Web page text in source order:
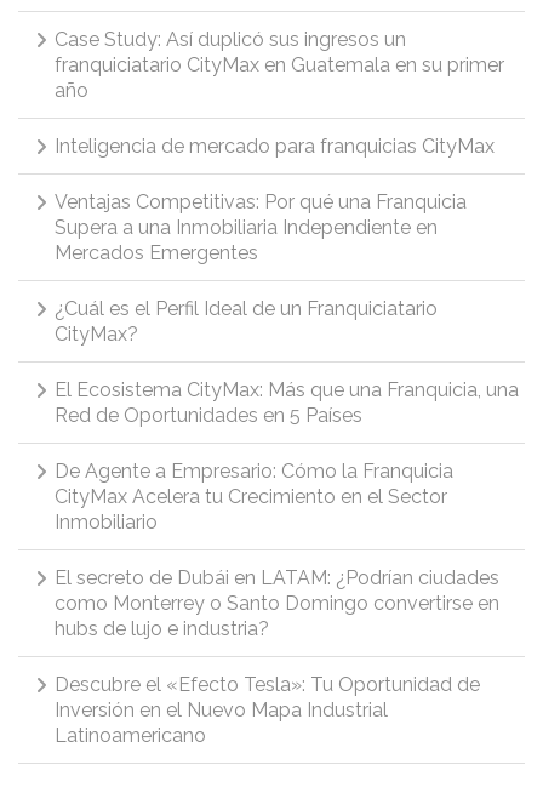
Case Study: Así duplicó sus ingresos un
franquiciatario CityMax en Guatemala en su primer
año
Inteligencia de mercado para franquicias CityMax
Ventajas Competitivas: Por qué una Franquicia
Supera a una Inmobiliaria Independiente en
Mercados Emergentes
¿Cuál es el Perfil Ideal de un Franquiciatario
CityMax?
El Ecosistema CityMax: Más que una Franquicia, una
Red de Oportunidades en 5 Países
De Agente a Empresario: Cómo la Franquicia
CityMax Acelera tu Crecimiento en el Sector
Inmobiliario
El secreto de Dubái en LATAM: ¿Podrían ciudades
como Monterrey o Santo Domingo convertirse en
hubs de lujo e industria?
Descubre el «Efecto Tesla»: Tu Oportunidad de
Inversión en el Nuevo Mapa Industrial
Latinoamericano